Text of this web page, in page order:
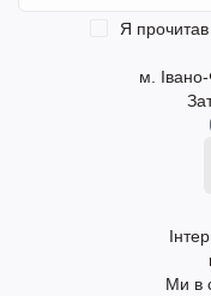
Я прочитав
м.
Ми в